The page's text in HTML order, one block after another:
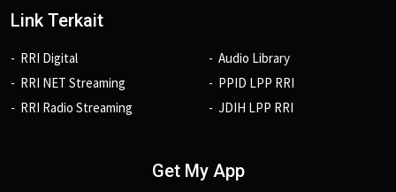
Link Terkait
RRI Digital
RRI NET Streaming
RRI Radio Streaming
Audio Library
PPID LPP RRI
JDIH LPP RRI
Get My App